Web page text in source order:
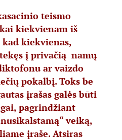
teismo
kiekvienam iš
kiekvienas,
į privačią namų
ar vaizdo
pokalbį. Toks be
įrašas galės būti
pagrindžiant
veiką,
įraše. Atsiras